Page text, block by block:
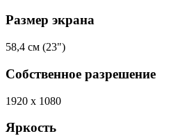
Размер экрана
58,4 см (23")
Собственное разрешение
1920 x 1080
Яркость